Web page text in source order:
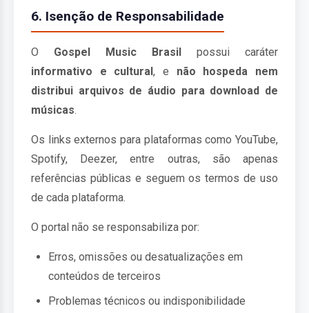
6. Isenção de Responsabilidade
O Gospel Music Brasil possui caráter
informativo e cultural, e não hospeda nem
distribui arquivos de áudio para download de
músicas.
Os links externos para plataformas como YouTube,
Spotify, Deezer, entre outras, são apenas
referências públicas e seguem os termos de uso
de cada plataforma.
O portal não se responsabiliza por:
Erros, omissões ou desatualizações em
conteúdos de terceiros
Problemas técnicos ou indisponibilidade